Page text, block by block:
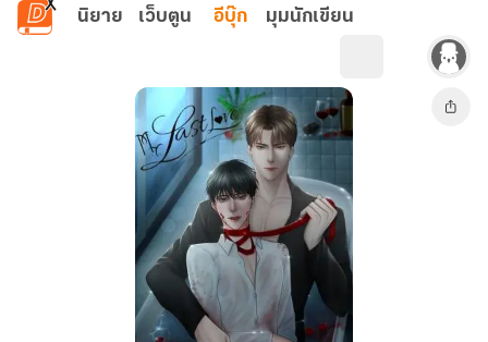
ข้ามไปยังเนื้อหาหลัก
นิยาย เว็บตูน อีบุ๊ก มุมนักเขียน